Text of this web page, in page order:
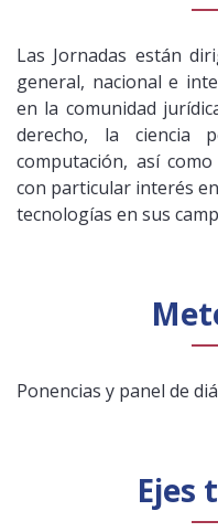
Las Jornadas están
general, nacional e
en la comunidad
derecho, la ciencia
computación, así
con particular interés
tecnologías en sus
Ponencias y panel de
Ejes